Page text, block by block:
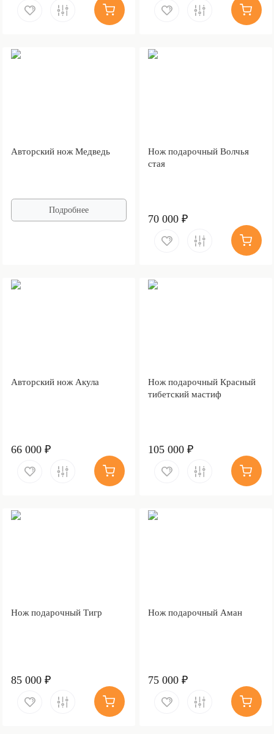
Авторский нож Медведь
Подробнее
Нож подарочный Волчья
стая
70 000 ₽
Авторский нож Акула
66 000 ₽
Нож подарочный Красный
тибетский мастиф
105 000 ₽
Нож подарочный Тигр
85 000 ₽
Нож подарочный Аман
75 000 ₽